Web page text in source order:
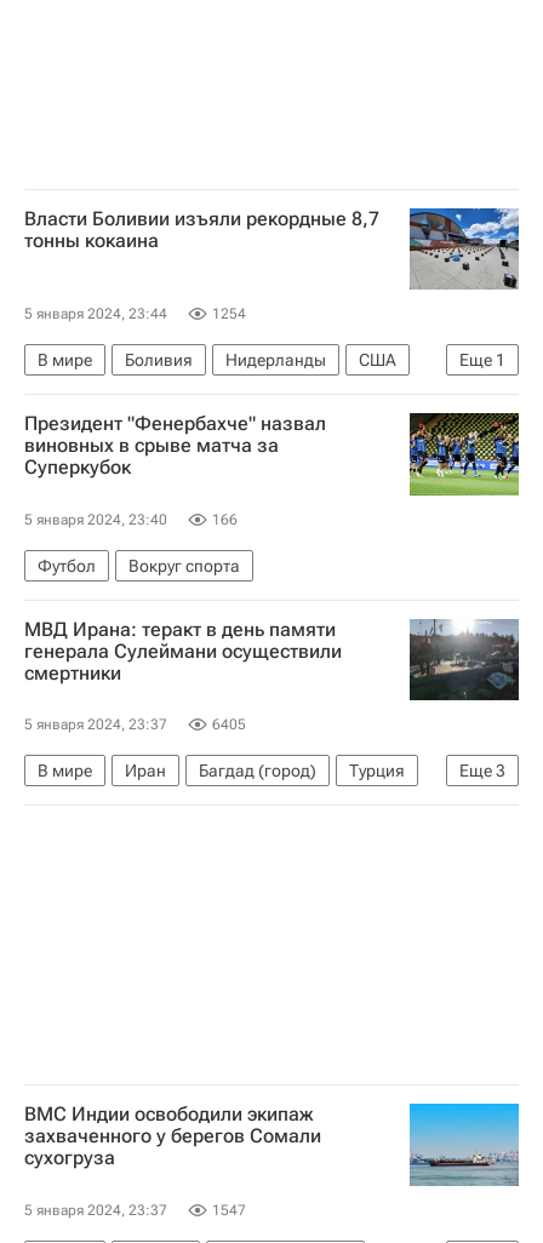
Власти Боливии изъяли рекордные 8,7
тонны кокаина
5 января 2024, 23:44 1254
Еще 1
В мире Боливия Нидерланды
США
Луис Арсе
Президент "Фенербахче" назвал
виновных в срыве матча за
Суперкубок
5 января 2024, 23:40 166
Футбол Вокруг спорта
МВД Ирана: теракт в день памяти
генерала Сулеймани осуществили
смертники
5 января 2024, 23:37 6405
Еще3
В мире Иран Багдад (город)
Турция
Али Хаменеи
Касем Сулеймани
ВМС Индии освободили экипаж
захваченного у берегов Сомали
сухогруза
5 января 2024, 23:37 1547